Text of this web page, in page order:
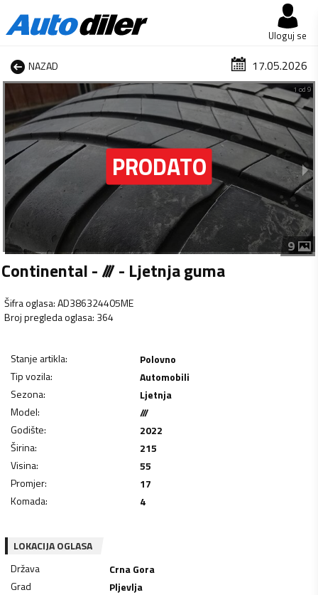
Uloguj se
NAZAD 17.05.2026
1 od 9
9
Continental - /// - Ljetnja guma
Šifra oglasa:AD386324405ME
Broj pregleda oglasa: 364
Stanje artikla:
Polovno
Tip vozila:
Automobili
Sezona:
Ljetnja
Model:
///
Godište:
2022
Širina:
215
Visina:
55
Promjer:
17
Komada: 4
LOKACIJA OGLASA
Država
Crna Gora
Grad
Pljevlja